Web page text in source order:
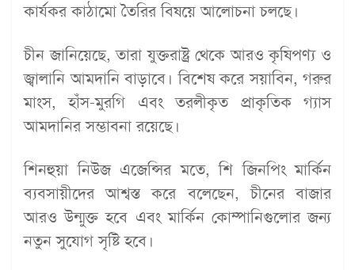
কার্যকর কাঠামো তৈরির বিষয়ে আলোচনা চলছে।
চীন জানিয়েছে, তারা যুক্তরাষ্ট্র থেকে আরও কৃষিপণ্য ও
জ্বালানি আমদানি বাড়াবে। বিশেষ করে সয়াবিন, গরুর
মাংস, হাঁস-মুরগি এবং তরলীকৃত প্রাকৃতিক গ্যাস
আমদানির সম্ভাবনা রয়েছে।
শিনহুয়া নিউজ এজেন্সির মতে, শি জিনপিং মার্কিন
ব্যবসায়ীদের আশ্বস্ত করে বলেছেন, চীনের বাজার
আরও উন্মুক্ত হবে এবং মার্কিন কোম্পানিগুলোর জন্য
নতুন সুযোগ সৃষ্টি হবে।